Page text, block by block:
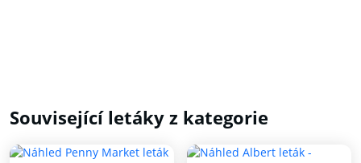
Související letáky z kategorie